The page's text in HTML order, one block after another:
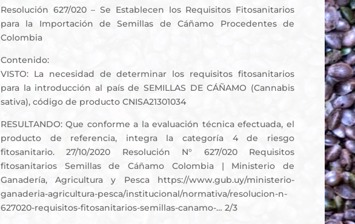
Resolución 627/020 – Se Establecen los Requisitos Fitosanitarios
para la Importación de Semillas de Cáñamo Procedentes de
Colombia
Contenido:
VISTO: La necesidad de determinar los requisitos fitosanitarios
para la introducción al país de SEMILLAS DE CÁÑAMO (Cannabis
sativa), código de producto CNISA21301034
RESULTANDO: Que conforme a la evaluación técnica efectuada, el
producto de referencia, integra la categoría 4 de riesgo
fitosanitario. 27/10/2020 Resolución N° 627/020 Requisitos
fitosanitarios Semillas de Cáñamo Colombia | Ministerio de
Ganadería, Agricultura y Pesca https://www.gub.uy/ministerio-
ganaderia-agricultura-pesca/institucional/normativa/resolucion-n-
627020-requisitos-fitosanitarios-semillas-canamo-… 2/3